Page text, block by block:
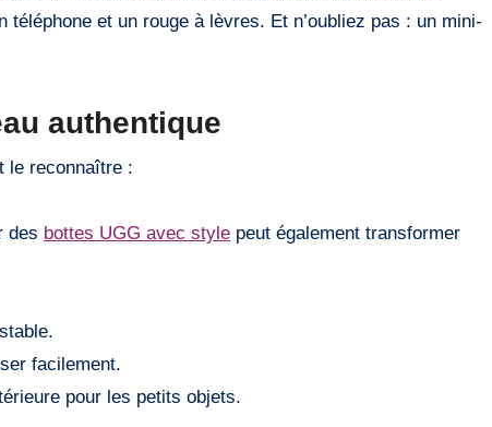
et un rouge à lèvres. Et n’oubliez pas : un mini-
authentique
le reconnaître :
des bottes UGG avec style peut également transformer
facilement.
pour les petits objets.